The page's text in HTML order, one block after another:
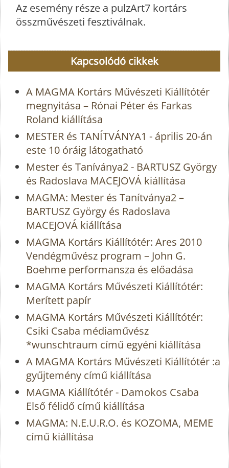
Az esemény része a pulzArt7 kortárs
összművészeti fesztiválnak.
Kapcsolódó cikkek
A MAGMA Kortárs Művészeti Kiállítótér
megnyitása – Rónai Péter és Farkas
Roland kiállítása
MESTER és TANÍTVÁNYA1 - április 20-án
este 10 óráig látogatható
Mester és Taníványa2 - BARTUSZ György
és Radoslava MACEJOVÁ kiállítása
MAGMA: Mester és Tanítványa2 –
BARTUSZ György és Radoslava
MACEJOVÁ kiállítása
MAGMA Kortárs Kiállítótér: Ares 2010
Vendégművész program – John G.
Boehme performansza és előadása
MAGMA Kortárs Művészeti Kiállítótér:
Merített papír
MAGMA Kortárs Művészeti Kiállítótér:
Csiki Csaba médiaművész
*wunschtraum című egyéni kiállítása
A MAGMA Kortárs Művészeti Kiállítótér :a
gyűjtemény című kiállítása
MAGMA Kiállítótér - Damokos Csaba
Első félidő című kiállítása
MAGMA: N.E.U.R.O. és KOZOMA, MEME
című kiállítása